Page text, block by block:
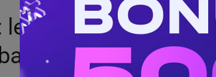
les dernières